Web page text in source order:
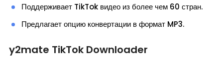
Поддерживает TikTok видео из более чем 60 стран.
Предлагает опцию конвертации в формат MP3.
y2mate TikTok Downloader